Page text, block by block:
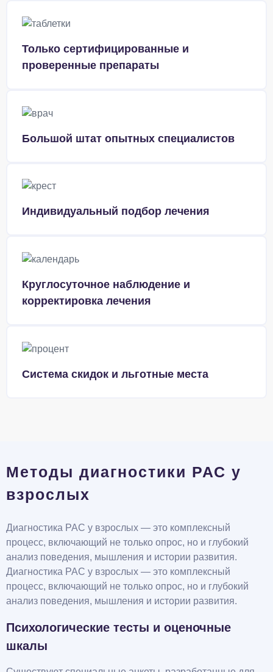
Только сертифицированные и
проверенные препараты
Большой штат опытных специалистов
Индивидуальный подбор лечения
Круглосуточное наблюдение и
корректировка лечения
Система скидок и льготные места
Методы диагностики РАС у
взрослых
Диагностика РАС у взрослых — это комплексный
процесс, включающий не только опрос, но и глубокий
анализ поведения, мышления и истории развития.
Диагностика РАС у взрослых — это комплексный
процесс, включающий не только опрос, но и глубокий
анализ поведения, мышления и истории развития.
Психологические тесты и оценочные
шкалы